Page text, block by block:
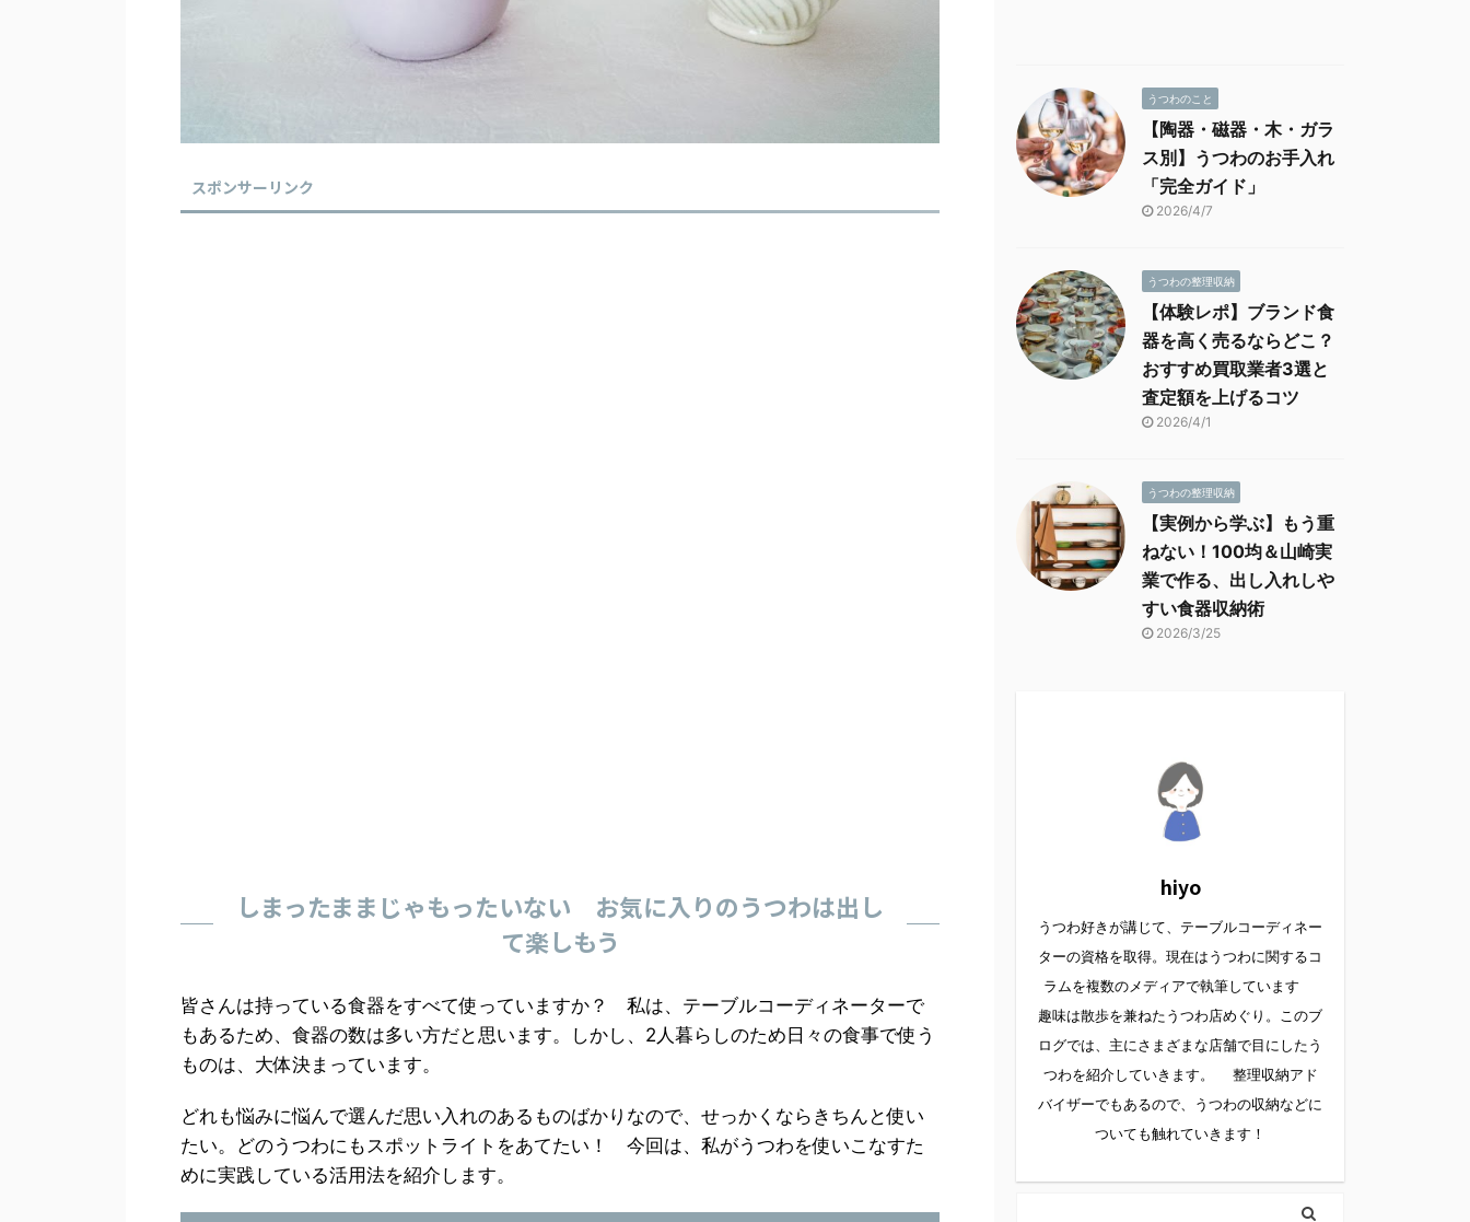
スポンサーリンク
しまったままじゃもったいない お気に入りのうつわは出し
て楽しもう
皆さんは持っている食器をすべて使っていますか？ 私は、テーブルコーディネーターで
もあるため、食器の数は多い方だと思います。しかし、2人暮らしのため日々の食事で使う
ものは、大体決まっています。
どれも悩みに悩んで選んだ思い入れのあるものばかりなので、せっかくならきちんと使い
たい。どのうつわにもスポットライトをあてたい！ 今回は、私がうつわを使いこなすた
めに実践している活用法を紹介します。
うつわのこと
【陶器・磁器・木・ガラ
ス別】うつわのお手入れ
「完全ガイド」
2026/4/7
うつわの整理収納
【体験レポ】ブランド食
器を高く売るならどこ？
おすすめ買取業者3選と
査定額を上げるコツ
2026/4/1
うつわの整理収納
【実例から学ぶ】もう重
ねない！100均＆山崎実
業で作る、出し入れしや
すい食器収納術
2026/3/25
hiyo
うつわ好きが講じて、テーブルコーディネー
ターの資格を取得。現在はうつわに関するコ
ラムを複数のメディアで執筆しています
趣味は散歩を兼ねたうつわ店めぐり。このブ
ログでは、主にさまざまな店舗で目にしたう
つわを紹介していきます。 整理収納アド
バイザーでもあるので、うつわの収納などに
ついても触れていきます！